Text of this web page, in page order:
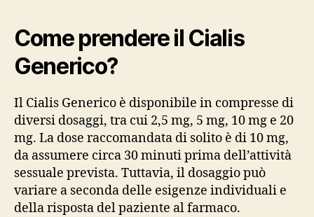
Come prendere il Cialis
Generico?
Il Cialis Generico è disponibile in compresse di
diversi dosaggi, tra cui 2,5 mg, 5 mg, 10 mg e 20
mg. La dose raccomandata di solito è di 10 mg,
da assumere circa 30 minuti prima dell’attività
sessuale prevista. Tuttavia, il dosaggio può
variare a seconda delle esigenze individuali e
della risposta del paziente al farmaco.